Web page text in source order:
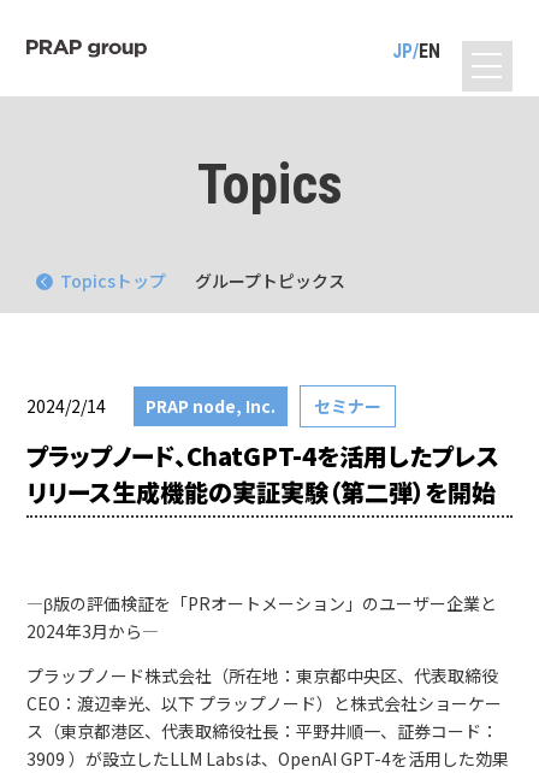
JP EN
Topics
グループトピックス
Topicsトップ
2024/2/14 PRAP node, Inc. セミナー
プラップノード、ChatGPT-4を活用したプレス
リリース生成機能の実証実験（第二弾）を開始
―β版の評価検証を「PRオートメーション」のユーザー企業と
2024年3月から―
プラップノード株式会社（所在地：東京都中央区、代表取締役
CEO：渡辺幸光、以下 プラップノード）と株式会社ショーケー
ス（東京都港区、代表取締役社長：平野井順一、証券コード：
3909 ）が設立したLLM Labsは、OpenAI GPT-4を活用した効果